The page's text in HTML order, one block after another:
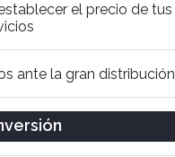
el precio de tus
ante la gran distribución